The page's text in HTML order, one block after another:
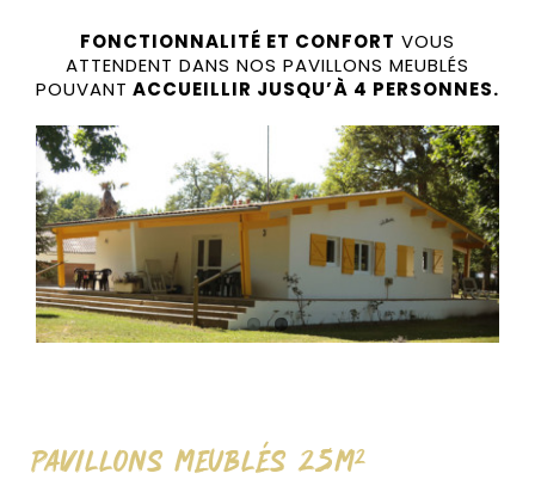
CONTACT & RÉSERVATION
FONCTIONNALITÉ ET CONFORT VOUS
ATTENDENT DANS NOS PAVILLONS MEUBLÉS
POUVANT ACCUEILLIR JUSQU’À 4 PERSONNES.
Pavillons Meublés 25m²